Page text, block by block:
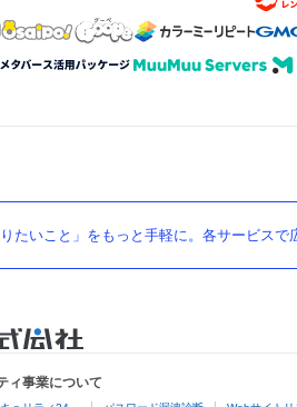
たいこと」をもっと手軽に。各サービスで
ィ事業について